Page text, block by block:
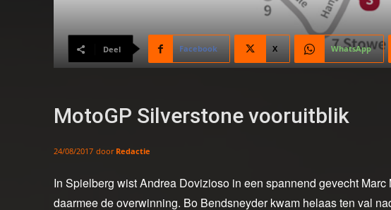
Deel Facebook X WhatsApp
MotoGP Silverstone vooruitblik
24/08/2017 door Redactie
In Spielberg wist Andrea Dovizioso in een spannend gevecht
daarmee de overwinning. Bo Bendsneyder kwam helaas ten val